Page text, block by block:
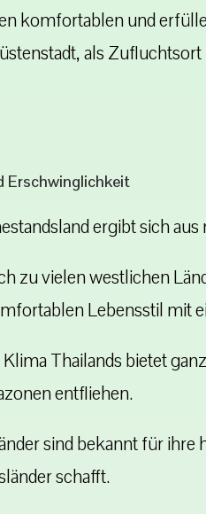
komfortablen und
als
Erschwinglichkeit
ergibt sich
zu vielen westlichen
Lebensstil mit
Klima Thailands bietet
entfliehen.
sind bekannt für ihre
schafft.